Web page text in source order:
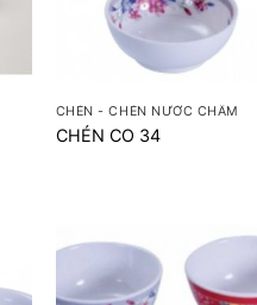
CHÉN - CHÉN NƯỚC CHẤM
CHÉN CO 34